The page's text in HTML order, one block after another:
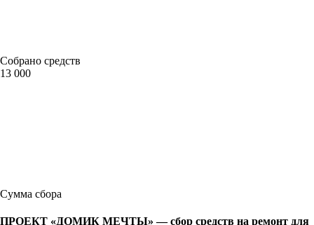
Собрано средств
13 000
Сумма сбора
ПРОЕКТ «ДОМИК МЕЧТЫ» — сбор средств на ремонт для